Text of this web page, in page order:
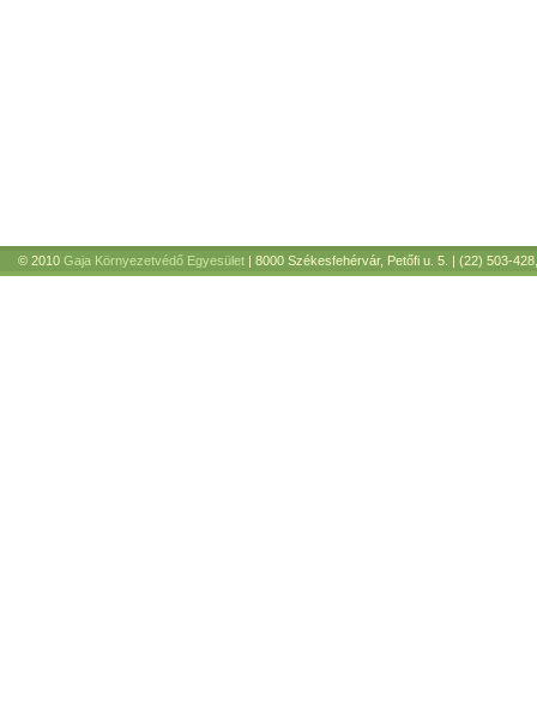
© 2010 Gaja Környezetvédő Egyesület | 8000 Székesfehérvár, Petőfi u. 5. | (22) 503-